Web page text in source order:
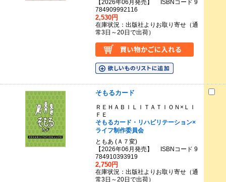
【2026年06月発売】 ISBNコード 9
784909992116
2,530円
在庫状況：出版社よりお取り寄せ（通
常3日～20日で出荷）
そもるカード
ＲＥＨＡＢＩＬＩＴＡＴＩＯＮ×ＬＩ
ＦＥ
そもるカード・リハビリテーション×
ライフ制作委員会
ともあ (Ａ７変)
【2026年06月発売】 ISBNコード 9
784910393919
2,750円
在庫状況：出版社よりお取り寄せ（通
常3日～20日で出荷）